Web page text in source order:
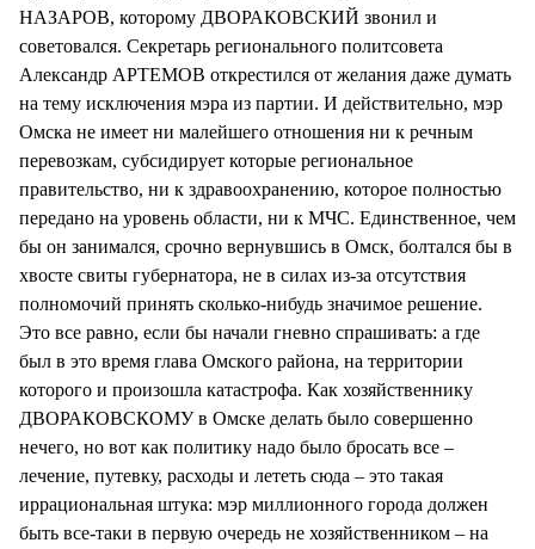
НАЗАРОВ, которому ДВОРАКОВСКИЙ звонил и
советовался. Секретарь регионального политсовета
Александр АРТЕМОВ открестился от желания даже думать
на тему исключения мэра из партии. И действительно, мэр
Омска не имеет ни малейшего отношения ни к речным
перевозкам, субсидирует которые региональное
правительство, ни к здравоохранению, которое полностью
передано на уровень области, ни к МЧС. Единственное, чем
бы он занимался, срочно вернувшись в Омск, болтался бы в
хвосте свиты губернатора, не в силах из-за отсутствия
полномочий принять сколько-нибудь значимое решение.
Это все равно, если бы начали гневно спрашивать: а где
был в это время глава Омского района, на территории
которого и произошла катастрофа. Как хозяйственнику
ДВОРАКОВСКОМУ в Омске делать было совершенно
нечего, но вот как политику надо было бросать все –
лечение, путевку, расходы и лететь сюда – это такая
иррациональная штука: мэр миллионного города должен
быть все-таки в первую очередь не хозяйственником – на